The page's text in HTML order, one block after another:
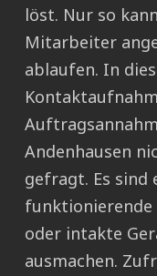
löst. Nur so
Mitarbeiter
ablaufen. In
Andenhausen
gefragt. Es sind
funktionierende
oder intakte
ausmachen.